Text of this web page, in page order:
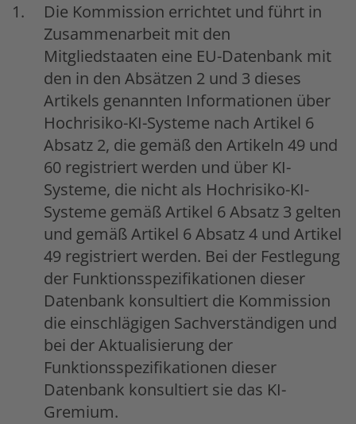
Die Kommission errichtet und führt in
Zusammenarbeit mit den
Mitgliedstaaten eine EU-Datenbank mit
den in den Absätzen 2 und 3 dieses
Artikels genannten Informationen über
Hochrisiko-KI-Systeme nach Artikel 6
Absatz 2, die gemäß den Artikeln 49 und
60 registriert werden und über KI-
Systeme, die nicht als Hochrisiko-KI-
Systeme gemäß Artikel 6 Absatz 3 gelten
und gemäß Artikel 6 Absatz 4 und Artikel
49 registriert werden. Bei der Festlegung
der Funktionsspezifikationen dieser
Datenbank konsultiert die Kommission
die einschlägigen Sachverständigen und
bei der Aktualisierung der
Funktionsspezifikationen dieser
Datenbank konsultiert sie das KI-
Gremium.